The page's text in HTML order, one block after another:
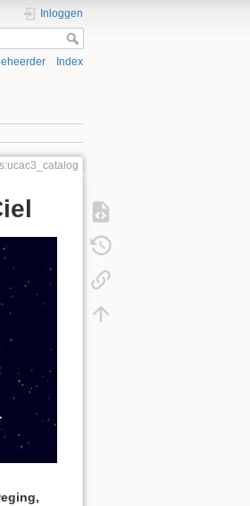
Inloggen
Index